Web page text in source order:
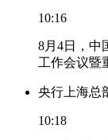
10:16
8月4日，中
工作会议暨
央行上海总
10:18